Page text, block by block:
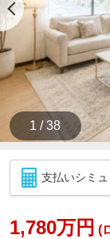
1 / 38
支払いシミ
1,780万円 (